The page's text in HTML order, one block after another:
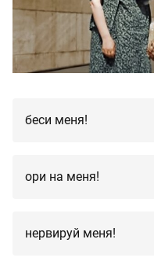
беси меня!
ори на меня!
нервируй меня!